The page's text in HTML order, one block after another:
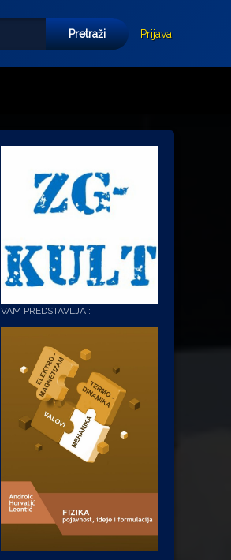
Prijava
VAM PREDSTAVLJA :